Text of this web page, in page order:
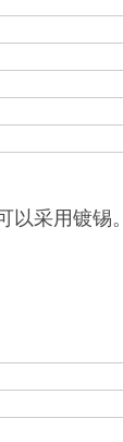
采用镀锡。